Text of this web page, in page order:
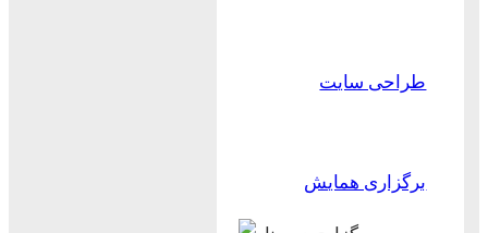
طراحی سایت
برگزاری همایش